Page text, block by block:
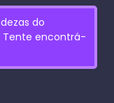
do
Tente encontrá-